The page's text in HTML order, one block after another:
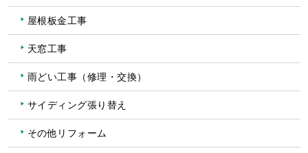
屋根板金工事
天窓工事
雨どい工事（修理・交換）
サイディング張り替え
その他リフォーム